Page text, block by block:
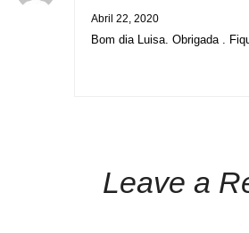
Abril 22, 2020
Bom dia Luisa. Obrigada .
Leave a